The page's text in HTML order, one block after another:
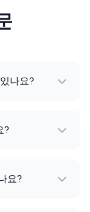
나요?
?
요?